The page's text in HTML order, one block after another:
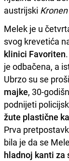
austrijski
Melek je u
svog krevetića
klinici Favoriten
je odbačena, a
Ubrzo su se
majke, 30-
podnijeti
žute plastične
Prva
bila je da se
hladnoj kanti za